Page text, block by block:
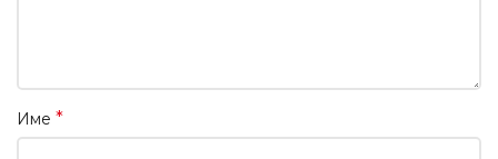
Име *